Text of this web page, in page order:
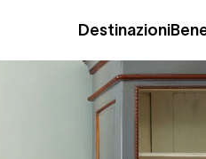
Destinazioni